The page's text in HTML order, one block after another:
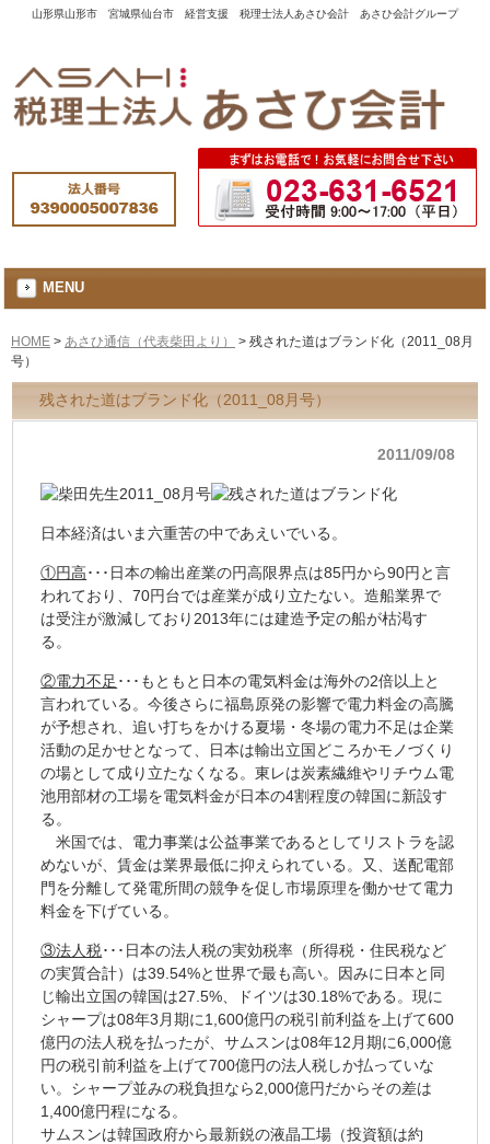
山形県山形市 宮城県仙台市 経営支援 税理士法人あさひ会計 あさひ会計グループ
MENU
HOME > あさひ通信（代表柴田より） > 残された道はブランド化（2011_08月
号）
残された道はブランド化（2011_08月号）
2011/09/08
日本経済はいま六重苦の中であえいでいる。
①円高･･･日本の輸出産業の円高限界点は85円から90円と言
われており、70円台では産業が成り立たない。造船業界で
は受注が激減しており2013年には建造予定の船が枯渇す
る。
②電力不足 ･･･もともと日本の電気料金は海外の2倍以上と
言われている。今後さらに福島原発の影響で電力料金の高騰
が予想され、追い打ちをかける夏場・冬場の電力不足は企業
活動の足かせとなって、日本は輸出立国どころかモノづくり
の場として成り立たなくなる。東レは炭素繊維やリチウム電
池用部材の工場を電気料金が日本の4割程度の韓国に新設す
る。
米国では、電力事業は公益事業であるとしてリストラを認
めないが、賃金は業界最低に抑えられている。又、送配電部
門を分離して発電所間の競争を促し市場原理を働かせて電力
料金を下げている。
③法人税･･･日本の法人税の実効税率（所得税・住民税など
の実質合計）は39.54%と世界で最も高い。因みに日本と同
じ輸出立国の韓国は27.5%、ドイツは30.18%である。現に
シャープは08年3月期に1,600億円の税引前利益を上げて600
億円の法人税を払ったが、サムスンは08年12月期に6,000億
円の税引前利益を上げて700億円の法人税しか払っていな
い。シャープ並みの税負担なら2,000億円だからその差は
1,400億円程になる。
サムスンは韓国政府から最新鋭の液晶工場（投資額は約